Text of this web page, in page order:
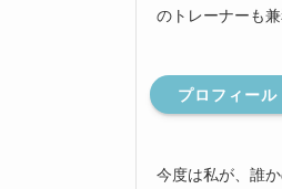
のトレーナーも兼
プロフィール
今度は私が、誰